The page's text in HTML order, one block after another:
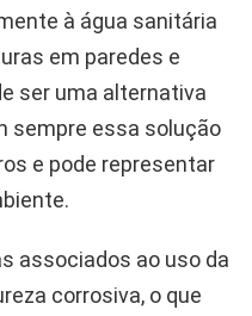
à água sanitária
em paredes e
ser uma alternativa
sempre essa solução
e pode representar
associados ao uso da
corrosiva, o que